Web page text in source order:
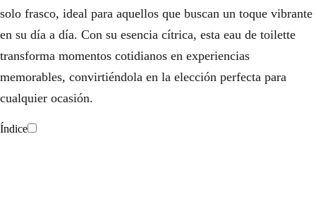
solo frasco, ideal para aquellos que buscan un toque vibrante
en su día a día. Con su esencia cítrica, esta eau de toilette
transforma momentos cotidianos en experiencias
memorables, convirtiéndola en la elección perfecta para
cualquier ocasión.
Índice